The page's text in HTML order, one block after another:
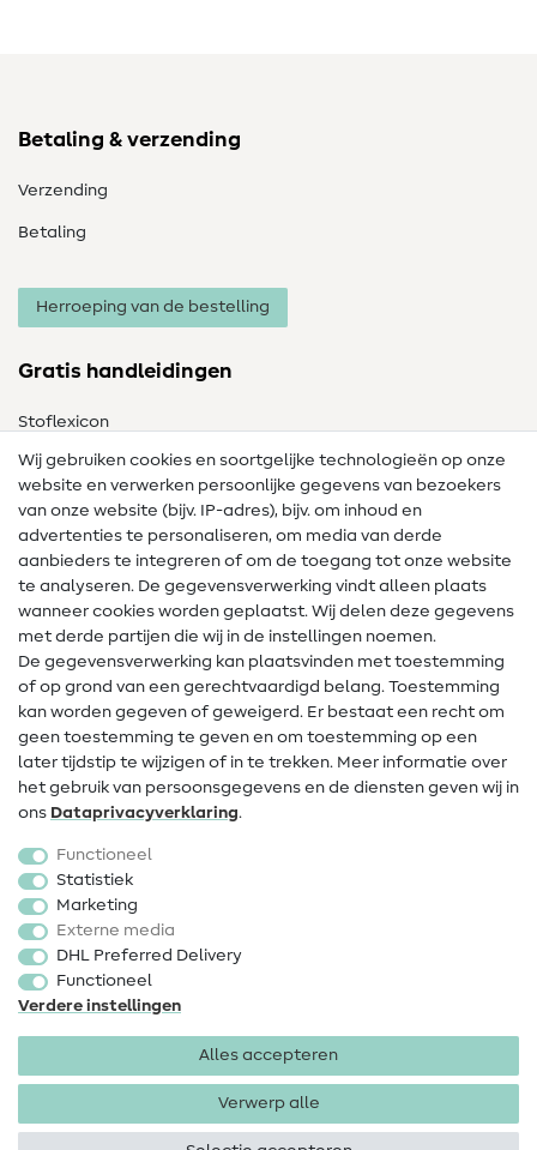
Betaling & verzending
Verzending
Betaling
Herroeping van de bestelling
Gratis handleidingen
Stoflexicon
Naailexicon
Gratis Naaipatronen
Hulp & contact
Contact
Wijziging van eigenaar
FAQ
Herroepingsrecht
Populair
Fournituren
Sale
Wij gebruiken cookies en soortgelijke technologieën op onze
website en verwerken persoonlijke gegevens van bezoekers
van onze website (bijv. IP-adres), bijv. om inhoud en
advertenties te personaliseren, om media van derde
aanbieders te integreren of om de toegang tot onze website
te analyseren. De gegevensverwerking vindt alleen plaats
wanneer cookies worden geplaatst. Wij delen deze gegevens
met derde partijen die wij in de instellingen noemen.
De gegevensverwerking kan plaatsvinden met toestemming
of op grond van een gerechtvaardigd belang. Toestemming
kan worden gegeven of geweigerd. Er bestaat een recht om
geen toestemming te geven en om toestemming op een
later tijdstip te wijzigen of in te trekken. Meer informatie over
het gebruik van persoonsgegevens en de diensten geven wij in
ons Data­privacy­verklaring.
Functioneel
Statistiek
Marketing
Externe media
DHL Preferred Delivery
Functioneel
Verdere instellingen
Alles accepteren
Verwerp alle
Colofon Privacy
Algemene voorwaarden